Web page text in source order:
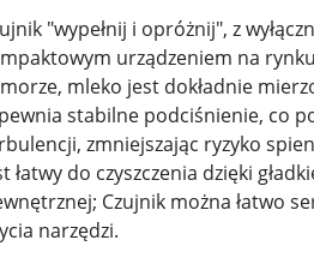
"wypełnij i opróżnij", z
urządzeniem na
mleko jest dokładnie
stabilne podciśnienie, co
zmniejszając ryzyko
łatwy do czyszczenia dzięki
Czujnik można łatwo
narzędzi.